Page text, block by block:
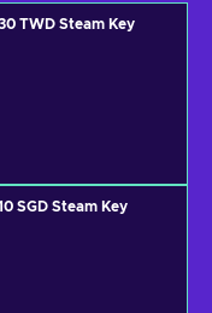
TWD Steam Key
SGD Steam Key